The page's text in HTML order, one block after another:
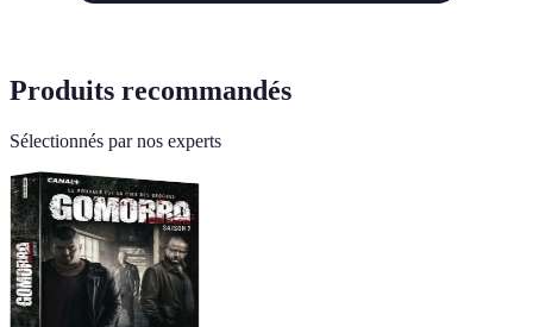
Produits recommandés
Sélectionnés par nos experts